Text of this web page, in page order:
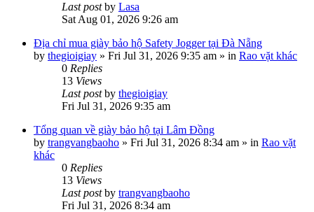
Last postby Lasa
Sat Aug 01, 2026 9:26 am
Địa chỉ mua giày bảo hộ Safety Jogger tại Đà Nẵng
by thegioigiay » Fri Jul 31, 2026 9:35 am » in Rao vặt khác
0 Replies
13 Views
Last postby thegioigiay
Fri Jul 31, 2026 9:35 am
Tổng quan về giày bảo hộ tại Lâm Đồng
by trangvangbaoho » Fri Jul 31, 2026 8:34 am » in Rao vặt
khác
0 Replies
13 Views
Last postby trangvangbaoho
Fri Jul 31, 2026 8:34 am